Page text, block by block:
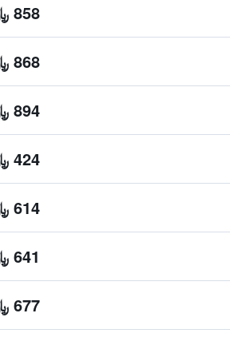
858 ﷼
868 ﷼
894 ﷼
424 ﷼
614 ﷼
641 ﷼
677 ﷼